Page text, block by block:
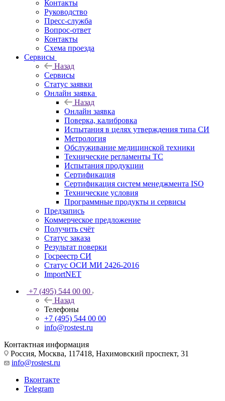
Контакты
Руководство
Пресс-служба
Вопрос-ответ
Контакты
Схема проезда
Сервисы
Назад
Сервисы
Статус заявки
Онлайн заявка
Назад
Онлайн заявка
Поверка, калибровка
Испытания в целях утверждения типа СИ
Метрология
Обслуживание медицинской техники
Технические регламенты ТС
Испытания продукции
Сертификация
Сертификация систем менеджмента ISO
Технические условия
Программные продукты и сервисы
Предзапись
Коммерческое предложение
Получить счёт
Статус заказа
Результат поверки
Госреестр СИ
Статус ОСИ МИ 2426-2016
ImportNET
+7 (495) 544 00 00
Назад
Телефоны
+7 (495) 544 00 00
info@rostest.ru
Контактная информация
Россия, Москва, 117418, Нахимовский проспект, 31
info@rostest.ru
Вконтакте
Telegram